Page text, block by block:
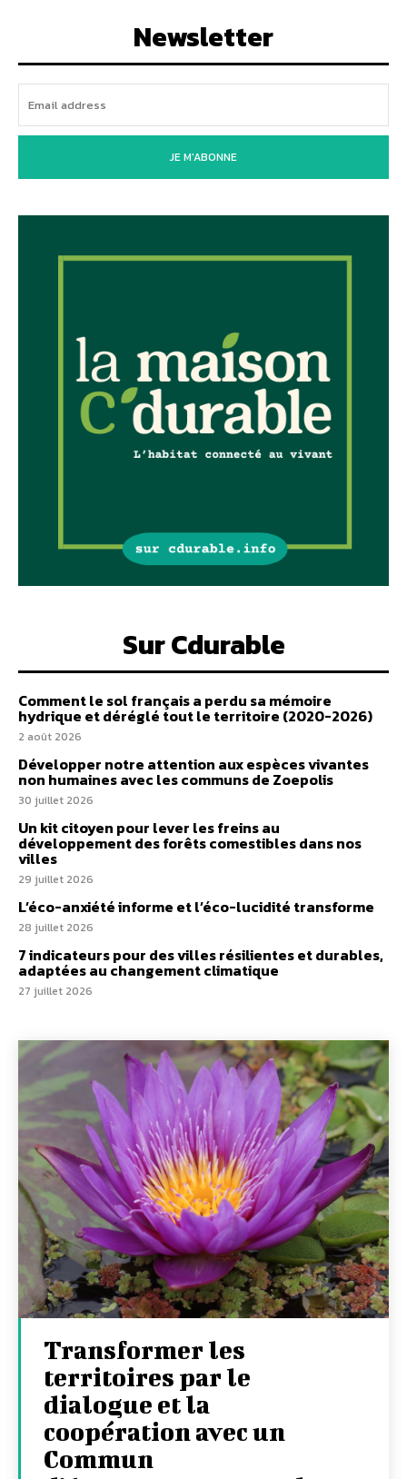
Newsletter
JE M'ABONNE
Sur Cdurable
Comment le sol français a perdu sa mémoire
hydrique et déréglé tout le territoire (2020-2026)
2 août 2026
Développer notre attention aux espèces vivantes
non humaines avec les communs de Zoepolis
30 juillet 2026
Un kit citoyen pour lever les freins au
développement des forêts comestibles dans nos
villes
29 juillet 2026
L’éco-anxiété informe et l’éco-lucidité transforme
28 juillet 2026
7 indicateurs pour des villes résilientes et durables,
adaptées au changement climatique
27 juillet 2026
Transformer les
territoires par le
dialogue et la
coopération avec un
Commun